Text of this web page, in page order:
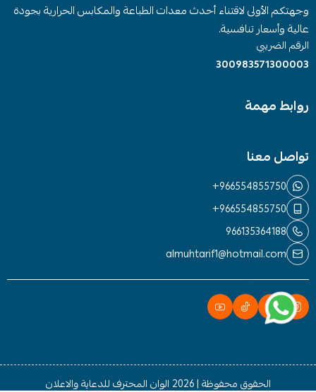
وجهتكم الأولى لاقتناء أحدث معدات الطباعة والمكابس الحرارية بجودة
عالية وأسعار تنافسية.
الرقم الضريبي
300983571300003
روابط مهمة
تواصل معنا
+966554855750
+966554855750
966135364188
almuhtarif1@hotmail.com
الحقوق محفوظة | 2026 الوان المحترف للدعاية والاعلان